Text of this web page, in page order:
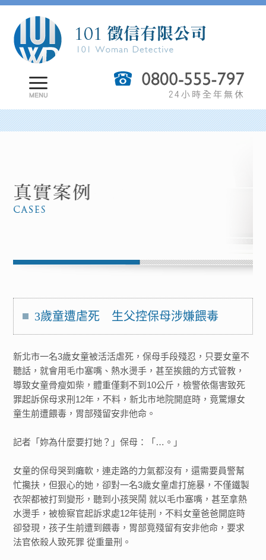
3歲童遭虐死 生父控保母涉嫌餵毒
新北市一名3歲女童被活活虐死，保母手段殘忍，只要女童不
聽話，就會用毛巾塞嘴、熱水燙手，甚至挨餓的方式管教，
導致女童骨瘦如柴，體重僅剩不到10公斤，檢警依傷害致死
罪起訴保母求刑12年，不料，新北市地院開庭時，竟驚爆女
童生前遭餵毒，胃部殘留安非他命。
記者「妳為什麼要打她？」保母：「…。」
女童的保母哭到癱軟，連走路的力氣都沒有，還需要員警幫
忙攙扶，但狠心的她，卻對一名3歲女童虐打施暴，不僅鐵製
衣架都被打到變形，聽到小孩哭鬧 就以毛巾塞嘴，甚至拿熱
水燙手，被檢察官起訴求處12年徒刑，不料女童爸爸開庭時
卻發現，孩子生前遭到餵毒，胃部竟殘留有安非他命，要求
法官依殺人致死罪 從重量刑。